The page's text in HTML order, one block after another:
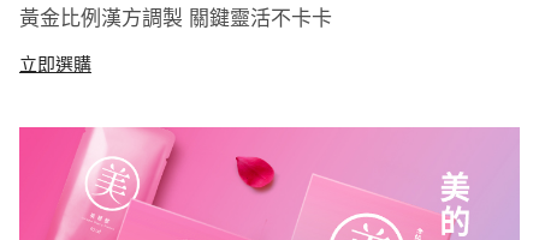
黃金比例漢方調製 關鍵靈活不卡卡
立即選購